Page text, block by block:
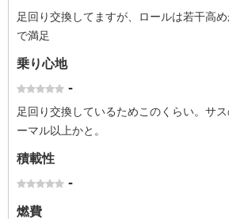
足回り交換してますが、ロールは若干高
で満足
乗り心地
-
足回り交換しているためこのくらい。サ
ーマル以上かと。
積載性
-
燃費